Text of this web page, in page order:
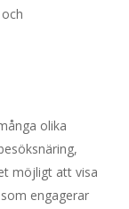
olika
möjligt att visa
engagerar